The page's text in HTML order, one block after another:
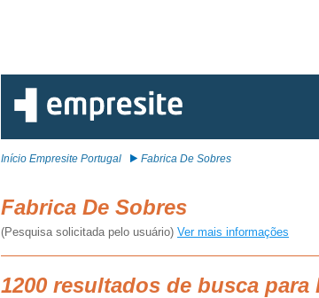
Início Empresite Portugal Fabrica De Sobres
Fabrica De Sobres
(Pesquisa solicitada pelo usuário) Ver mais informações
1200 resultados de busca para